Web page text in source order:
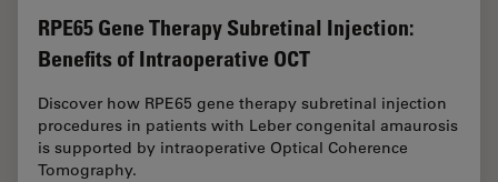
RPE65 Gene Therapy Subretinal Injection:
Benefits of Intraoperative OCT
Discover how RPE65 gene therapy subretinal injection
procedures in patients with Leber congenital amaurosis
is supported by intraoperative Optical Coherence
Tomography.